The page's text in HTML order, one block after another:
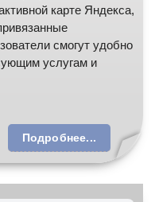
карте Яндекса,
смогут удобно
услугам и
Подробнее...